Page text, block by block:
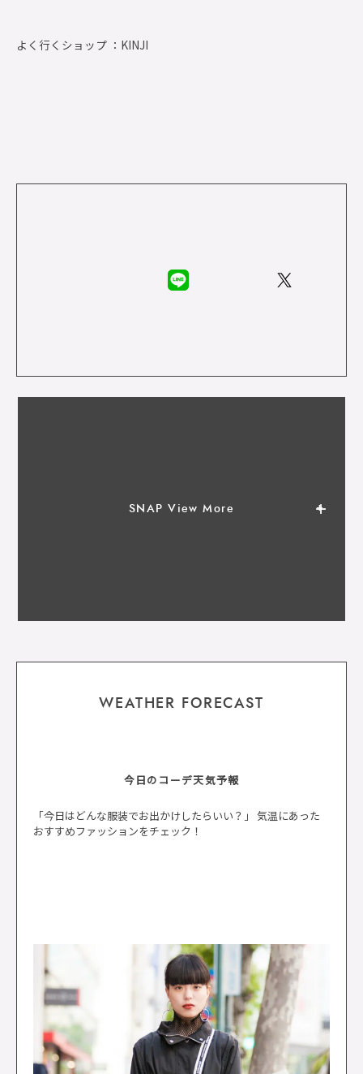
よく行くショップ ： KINJI
SNAP View More
WEATHER FORECAST
今日のコーデ天気予報
「今日はどんな服装でお出かけしたらいい？」 気温にあった
おすすめファッションをチェック！